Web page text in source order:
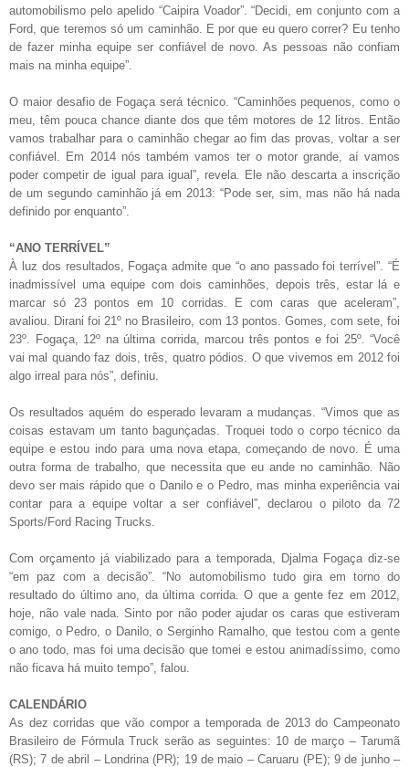
automobilismo pelo apelido “Caipira Voador”. “Decidi, em conjunto com a
Ford, que teremos só um caminhão. E por que eu quero correr? Eu tenho
de fazer minha equipe ser confiável de novo. As pessoas não confiam
mais na minha equipe”.
O maior desafio de Fogaça será técnico. “Caminhões pequenos, como o
meu, têm pouca chance diante dos que têm motores de 12 litros. Então
vamos trabalhar para o caminhão chegar ao fim das provas, voltar a ser
confiável. Em 2014 nós também vamos ter o motor grande, aí vamos
poder competir de igual para igual”, revela. Ele não descarta a inscrição
de um segundo caminhão já em 2013: “Pode ser, sim, mas não há nada
definido por enquanto”.
“ANO TERRÍVEL”
À luz dos resultados, Fogaça admite que “o ano passado foi terrível”. “É
inadmissível uma equipe com dois caminhões, depois três, estar lá e
marcar só 23 pontos em 10 corridas. E com caras que aceleram”,
avaliou. Dirani foi 21º no Brasileiro, com 13 pontos. Gomes, com sete, foi
23º. Fogaça, 12º na última corrida, marcou três pontos e foi 25º. “Você
vai mal quando faz dois, três, quatro pódios. O que vivemos em 2012 foi
algo irreal para nós”, definiu.
Os resultados aquém do esperado levaram a mudanças. “Vimos que as
coisas estavam um tanto bagunçadas. Troquei todo o corpo técnico da
equipe e estou indo para uma nova etapa, começando de novo. É uma
outra forma de trabalho, que necessita que eu ande no caminhão. Não
devo ser mais rápido que o Danilo e o Pedro, mas minha experiência vai
contar para a equipe voltar a ser confiável”, declarou o piloto da 72
Sports/Ford Racing Trucks.
Com orçamento já viabilizado para a temporada, Djalma Fogaça diz-se
“em paz com a decisão”. “No automobilismo tudo gira em torno do
resultado do último ano, da última corrida. O que a gente fez em 2012,
hoje, não vale nada. Sinto por não poder ajudar os caras que estiveram
comigo, o Pedro, o Danilo, o Serginho Ramalho, que testou com a gente
o ano todo, mas foi uma decisão que tomei e estou animadíssimo, como
não ficava há muito tempo”, falou.
CALENDÁRIO
As dez corridas que vão compor a temporada de 2013 do Campeonato
Brasileiro de Fórmula Truck serão as seguintes: 10 de março – Tarumã
(RS); 7 de abril – Londrina (PR); 19 de maio – Caruaru (PE); 9 de junho –